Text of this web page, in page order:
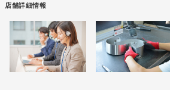
店舗詳細情報